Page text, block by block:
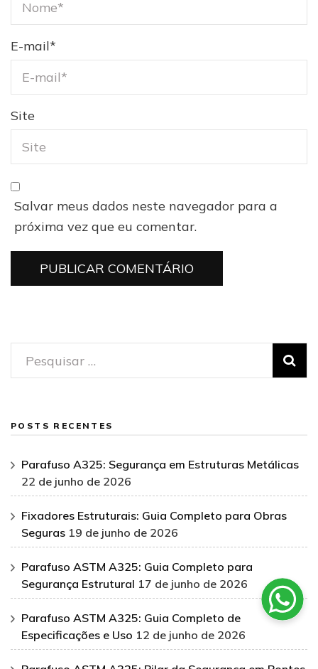
E-mail*
Site
Salvar meus dados neste navegador para a
próxima vez que eu comentar.
Pesquisar
por:
POSTS RECENTES
Parafuso A325: Segurança em Estruturas Metálicas
22 de junho de 2026
Fixadores Estruturais: Guia Completo para Obras
Seguras 19 de junho de 2026
Parafuso ASTM A325: Guia Completo para
Segurança Estrutural 17 de junho de 2026
Parafuso ASTM A325: Guia Completo de
Especificações e Uso 12 de junho de 2026